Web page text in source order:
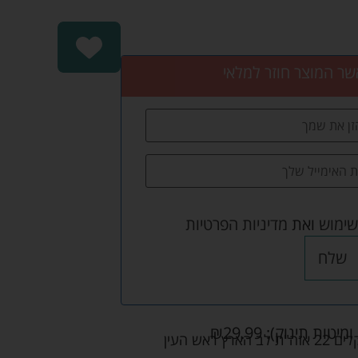
המוצר חוזר למלאי
ואת מדיניות הפרטיות
שלח
תינוק): ₪29.99 העין